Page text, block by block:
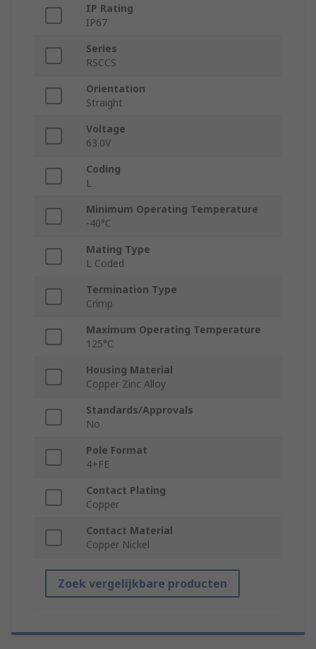
IP Rating
IP67
Series
RSCCS
Orientation
Straight
Voltage
63.0V
Coding
L
Minimum Operating Temperature
-40°C
Mating Type
L Coded
Termination Type
Crimp
Maximum Operating Temperature
125°C
Housing Material
Copper Zinc Alloy
Standards/Approvals
No
Pole Format
4+FE
Contact Plating
Copper
Contact Material
Copper Nickel
Zoek vergelijkbare producten